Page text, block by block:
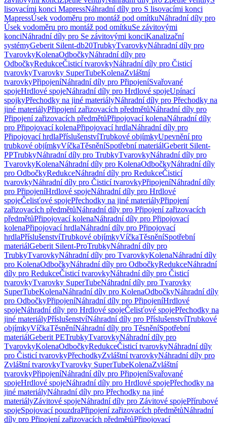
lisovacími konci MapressNáhradní díly pro S lisovacími konci
MapressÚsek vodoměru pro montáž pod omítkuNáhradní díly pro
Úsek vodoměru pro montáž pod omítkuSe závitovými
konciNáhradní díly pro Se závitovými konciKanalizační
systémyGeberit Silent-db20TrubkyTvarovkyNáhradní díly pro
TvarovkyKolenaOdbočkyNáhradní díly pro
OdbočkyRedukceČisticí tvarovkyNáhradní díly pro Čisticí
tvarovkyTvarovky SuperTubeKolenaZvláštní
tvarovkyPřipojeníNáhradní díly pro PřipojeníSvařované
spojeHrdlové spojeNáhradní díly pro Hrdlové spojeUpínací
spojkyPřechodky na jiné materiályNáhradní díly pro Přechodky na
jiné materiályPřipojení zařizovacích předmětůNáhradní díly pro
Připojení zařizovacích předmětůPřipojovací kolenaNáhradní díly
pro Připojovací kolenaPřipojovací hrdlaNáhradní díly pro
Připojovací hrdlaPříslušenstvíTrubkové objímkyUpevnění pro
trubkové objímkyVíčkaTěsněníSpotřební materiálGeberit Silent-
PPTrubkyNáhradní díly pro TrubkyTvarovkyNáhradní díly pro
TvarovkyKolenaNáhradní díly pro KolenaOdbočkyNáhradní díly
pro OdbočkyRedukceNáhradní díly pro RedukceČisticí
tvarovkyNáhradní díly pro Čisticí tvarovkyPřipojeníNáhradní díly
pro PřipojeníHrdlové spojeNáhradní díly pro Hrdlové
spojeČelisťové spojePřechodky na jiné materiályPřipojení
zařizovacích předmětůNáhradní díly pro Připojení zařizovacích
předmětůPřipojovací kolenaNáhradní díly pro Připojovací
kolenaPřipojovací hrdlaNáhradní díly pro Připojovací
hrdlaPříslušenstvíTrubkové objímkyVíčkaTěsněníSpotřební
materiálGeberit Silent-ProTrubkyNáhradní díly pro
TrubkyTvarovkyNáhradní díly pro TvarovkyKolenaNáhradní díly
pro KolenaOdbočkyNáhradní díly pro OdbočkyRedukceNáhradní
díly pro RedukceČisticí tvarovkyNáhradní díly pro Čisticí
tvarovkyTvarovky SuperTubeNáhradní díly pro Tvarovky
SuperTubeKolenaNáhradní díly pro KolenaOdbočkyNáhradní díly
pro OdbočkyPřipojeníNáhradní díly pro PřipojeníHrdlové
spojeNáhradní díly pro Hrdlové spojeČelisťové spojePřechodky na
jiné materiályPříslušenstvíNáhradní díly pro PříslušenstvíTrubkové
objímkyVíčkaTěsněníNáhradní díly pro TěsněníSpotřební
materiálGeberit PETrubkyTvarovkyNáhradní díly pro
TvarovkyKolenaOdbočkyRedukceČisticí tvarovkyNáhradní díly
pro Čisticí tvarovkyPřechodkyZvláštní tvarovkyNáhradní díly pro
Zvláštní tvarovkyTvarovky SuperTubeKolenaZvláštní
tvarovkyPřipojeníNáhradní díly pro PřipojeníSvařované
spojeHrdlové spojeNáhradní díly pro Hrdlové spojePřechodky na
jiné materiályNáhradní díly pro Přechodky na jiné
materiályZávitové spojeNáhradní díly pro Závitové spojePřírubové
spojeSpojovací pouzdraPřipojení zařizovacích předmětůNáhradní
díly pro Připojení zařizovacích předmětůPřipojovací